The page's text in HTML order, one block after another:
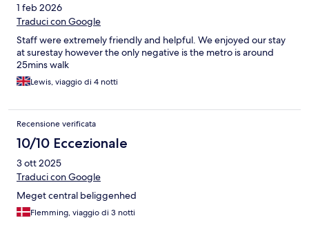
1 feb 2026
Traduci con Google
Staff were extremely friendly and helpful. We enjoyed our stay
at surestay however the only negative is the metro is around
25mins walk
Lewis, viaggio di 4 notti
Recensione verificata
10/10 Eccezionale
3 ott 2025
Traduci con Google
Meget central beliggenhed
Flemming, viaggio di 3 notti